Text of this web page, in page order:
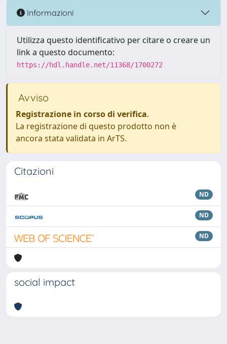
Informazioni
Utilizza questo identificativo per citare o creare un
link a questo documento:
https://hdl.handle.net/11368/1700272
Avviso
Registrazione in corso di verifica.
La registrazione di questo prodotto non è
ancora stata validata in ArTS.
Citazioni
ND
ND
ND
social impact